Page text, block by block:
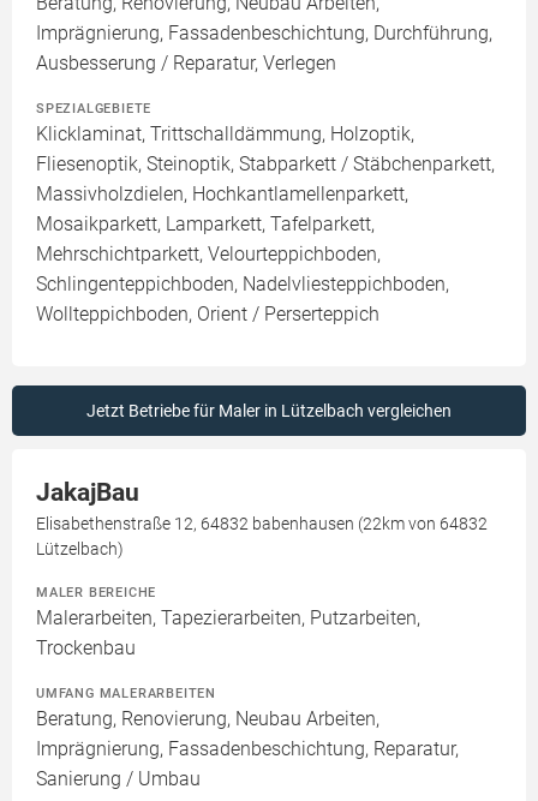
Imprägnierung, Fassadenbeschichtung, Durchführung,
Ausbesserung / Reparatur, Verlegen
SPEZIALGEBIETE
Klicklaminat, Trittschalldämmung, Holzoptik,
Fliesenoptik, Steinoptik, Stabparkett / Stäbchenparkett,
Massivholzdielen, Hochkantlamellenparkett,
Mosaikparkett, Lamparkett, Tafelparkett,
Mehrschichtparkett, Velourteppichboden,
Schlingenteppichboden, Nadelvliesteppichboden,
Wollteppichboden, Orient / Perserteppich
Jetzt Betriebe für Maler in Lützelbach vergleichen
JakajBau
Elisabethenstraße 12, 64832 babenhausen (22km von 64832
Lützelbach)
MALER BEREICHE
Malerarbeiten, Tapezierarbeiten, Putzarbeiten,
Trockenbau
UMFANG MALERARBEITEN
Beratung, Renovierung, Neubau Arbeiten,
Imprägnierung, Fassadenbeschichtung, Reparatur,
Sanierung / Umbau